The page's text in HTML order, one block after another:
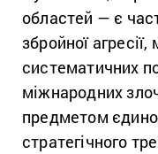
областей — є
збройної
систематичних
міжнародних
предметом
стратегічного